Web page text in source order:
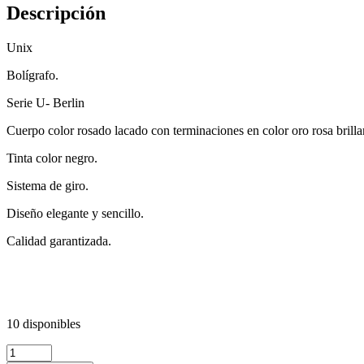
Descripción
Unix
Bolígrafo.
Serie U- Berlin
Cuerpo color rosado lacado con terminaciones en color oro rosa
Tinta color negro.
Sistema de giro.
Diseño elegante y sencillo.
Calidad garantizada.
10 disponibles